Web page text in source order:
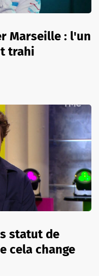
Marseille : l'un
trahi
statut de
cela change